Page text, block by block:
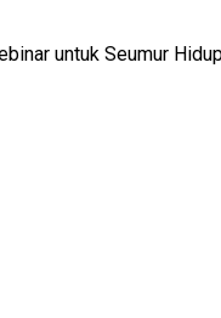
untuk Seumur